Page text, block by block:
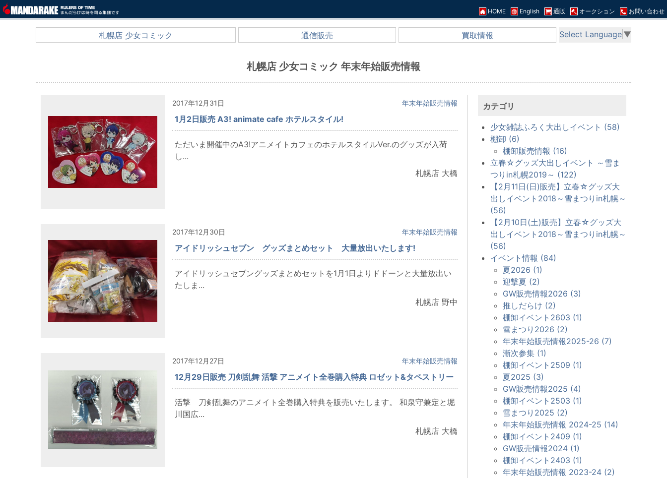
HOME English 通販 オークション お問い合わせ
札幌店 少女コミック 通信販売 買取情報 Select Language ▼
札幌店 少女コミック 年末年始販売情報
2017年12月31日 年末年始販売情報
1月2日販売 A3! animate cafe ホテルスタイル!
ただいま開催中のA3!アニメイトカフェのホテルスタイルVer.のグッズが入荷
し...
札幌店 大橋
2017年12月30日 年末年始販売情報
アイドリッシュセブン グッズまとめセット 大量放出いたします!
アイドリッシュセブングッズまとめセットを1月1日よりドドーンと大量放出い
たしま...
札幌店 野中
2017年12月27日 年末年始販売情報
12月29日販売 刀剣乱舞 活撃 アニメイト全巻購入特典 ロゼット&タペストリー
活撃 刀剣乱舞のアニメイト全巻購入特典を販売いたします。 和泉守兼定と堀
川国広...
札幌店 大橋
カテゴリ
少女雑誌ふろく大出しイベント (58)
棚卸 (6)
棚卸販売情報 (16)
立春☆グッズ大出しイベント ～雪ま
つりin札幌2019～ (122)
【2月11日(日)販売】立春☆グッズ大
出しイベント2018～雪まつりin札幌～
(56)
【2月10日(土)販売】立春☆グッズ大
出しイベント2018～雪まつりin札幌～
(56)
イベント情報 (84)
夏2026 (1)
迎撃夏 (2)
GW販売情報2026 (3)
推しだらけ (2)
棚卸イベント2603 (1)
雪まつり2026 (2)
年末年始販売情報2025-26 (7)
漸次参集 (1)
棚卸イベント2509 (1)
夏2025 (3)
GW販売情報2025 (4)
棚卸イベント2503 (1)
雪まつり2025 (2)
年末年始販売情報 2024-25 (14)
棚卸イベント2409 (1)
GW販売情報2024 (1)
棚卸イベント2403 (1)
年末年始販売情報 2023-24 (2)